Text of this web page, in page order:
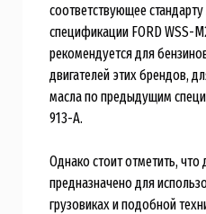
соответствующее
спецификации FORD WSS-
рекомендуется для
двигателей этих брендов,
масла по предыдущим
913-A.
Однако стоит отметить,
предназначено для
грузовиках и подобной